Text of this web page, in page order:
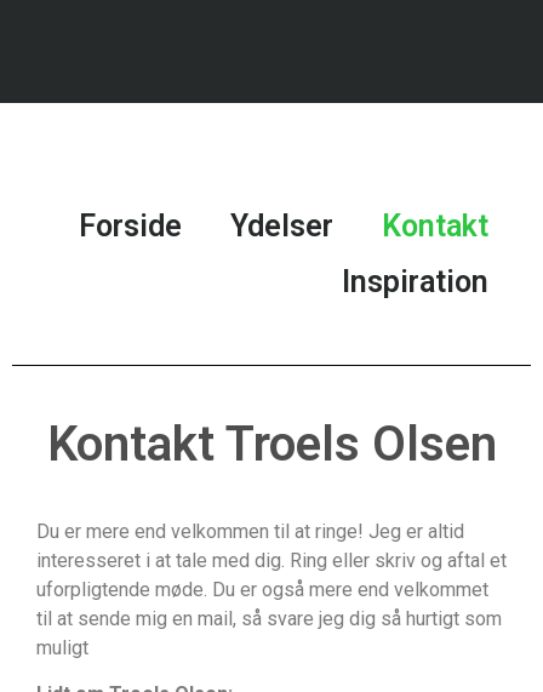
Forside Ydelser
Kontakt
Inspiration
Kontakt Troels Olsen
Du er mere end velkommen til at ringe! Jeg er altid
interesseret i at tale med dig. Ring eller skriv og aftal et
uforpligtende møde. Du er også mere end velkommet
til at sende mig en mail, så svare jeg dig så hurtigt som
muligt